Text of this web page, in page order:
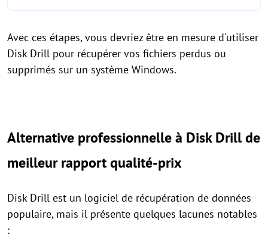
Avec ces étapes, vous devriez être en mesure d'utiliser
Disk Drill pour récupérer vos fichiers perdus ou
supprimés sur un système Windows.
Alternative professionnelle à Disk Drill de
meilleur rapport qualité-prix
Disk Drill est un logiciel de récupération de données
populaire, mais il présente quelques lacunes notables
: